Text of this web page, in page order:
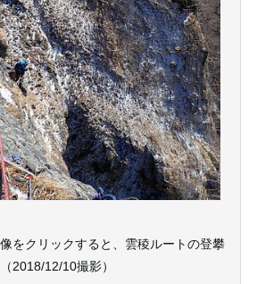
をクリックすると、雲稜ルートの登攀
2018/12/10撮影）